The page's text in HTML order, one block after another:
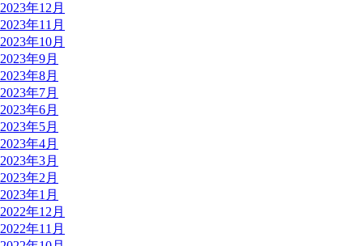
2023年12月
2023年11月
2023年10月
2023年9月
2023年8月
2023年7月
2023年6月
2023年5月
2023年4月
2023年3月
2023年2月
2023年1月
2022年12月
2022年11月